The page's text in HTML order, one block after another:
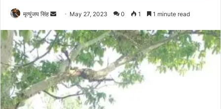
मृत्युंजय सिंह
Send
email
May 27, 2023 0 1 1 minute read